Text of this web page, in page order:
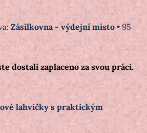
Zásilkovna - výdejní místo • 95
dostali zaplaceno za svou práci.
lahvičky s praktickým